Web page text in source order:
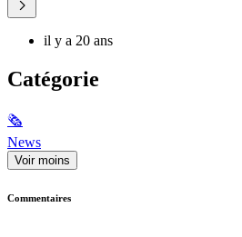
il y a 20 ans
Catégorie
🗞
News
Voir moins
Commentaires